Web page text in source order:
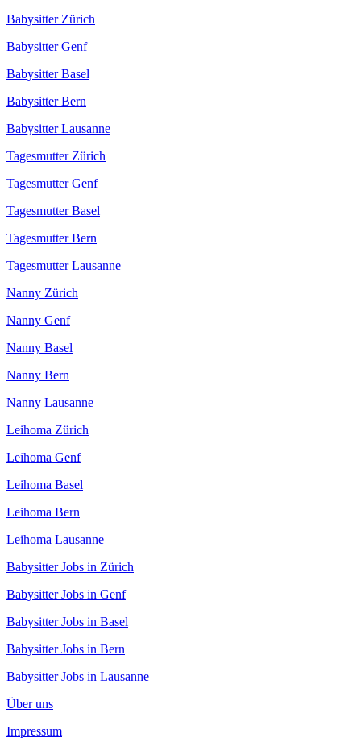
Babysitter Zürich
Babysitter Genf
Babysitter Basel
Babysitter Bern
Babysitter Lausanne
Tagesmutter Zürich
Tagesmutter Genf
Tagesmutter Basel
Tagesmutter Bern
Tagesmutter Lausanne
Nanny Zürich
Nanny Genf
Nanny Basel
Nanny Bern
Nanny Lausanne
Leihoma Zürich
Leihoma Genf
Leihoma Basel
Leihoma Bern
Leihoma Lausanne
Babysitter Jobs in Zürich
Babysitter Jobs in Genf
Babysitter Jobs in Basel
Babysitter Jobs in Bern
Babysitter Jobs in Lausanne
Über uns
Impressum